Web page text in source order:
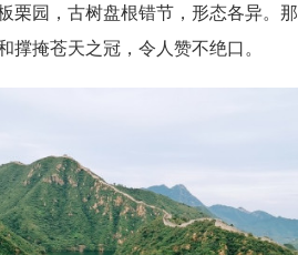
栗园，古树盘根错节，形态各异。
撑掩苍天之冠，令人赞不绝口。